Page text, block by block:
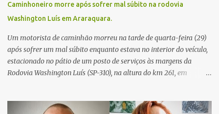
Caminhoneiro morre após sofrer mal súbito na rodovia
Washington Luís em Araraquara.
Um motorista de caminhão morreu na tarde de quarta-feira (29)
após sofrer um mal súbito enquanto estava no interior do veículo,
estacionado no pátio de um posto de serviços às margens da
Rodovia Washington Luís (SP-310), na altura do km 261, em
relatos de que havia um condutor inconsciente dentro de um